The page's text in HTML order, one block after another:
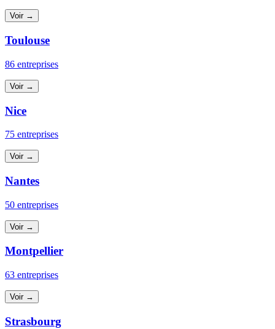
Voir →
Toulouse
86 entreprises
Voir →
Nice
75 entreprises
Voir →
Nantes
50 entreprises
Voir →
Montpellier
63 entreprises
Voir →
Strasbourg